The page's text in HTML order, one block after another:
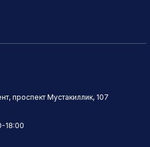
проспект Мустакиллик, 107
18:00